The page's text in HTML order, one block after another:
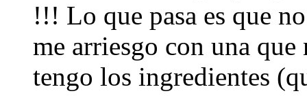
!!! Lo que pasa es que
me arriesgo con una
tengo los ingredientes